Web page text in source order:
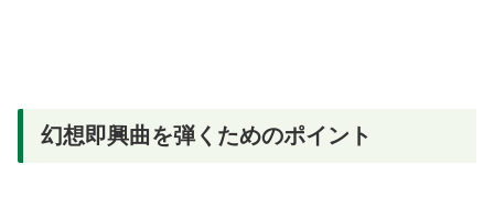
幻想即興曲を弾くためのポイント